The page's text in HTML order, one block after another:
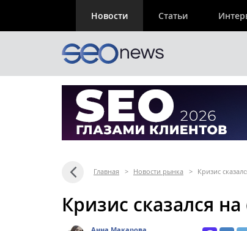
Новости Статьи
Главная > Новости рынка > Кризис
Кризис сказался
Анна Макарова